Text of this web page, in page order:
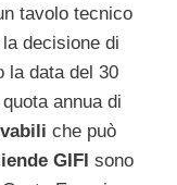
tavolo tecnico
decisione di
la data del 30
annua di
che può
GIFI sono